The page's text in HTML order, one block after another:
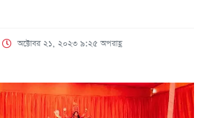
অক্টোবর ২১, ২০২৩ ৯:২৫ অপরাহ্ণ